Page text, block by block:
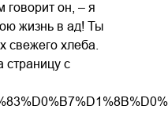
говорит он, – я
жизнь в ад! Ты
хлеба.
страницу с